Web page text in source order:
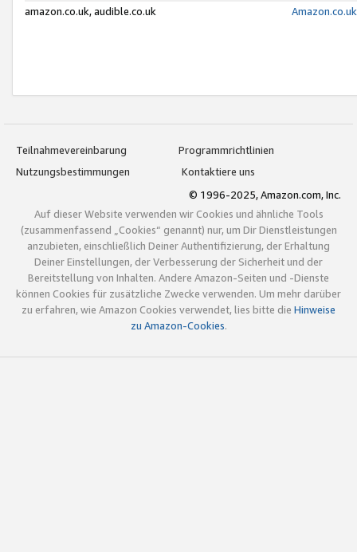
amazon.co.uk, audible.co.uk
Teilnahmevereinbarung
Programmrichtlinien
Nutzungsbestimmungen
Kontaktiere uns
© 1996-2025, Amazon.com, Inc.
Auf dieser Website verwenden wir Cookies und ähnliche Tools
(zusammenfassend „Cookies“ genannt) nur, um Dir Dienstleistungen
anzubieten, einschließlich Deiner Authentifizierung, der Erhaltung
Deiner Einstellungen, der Verbesserung der Sicherheit und der
Bereitstellung von Inhalten. Andere Amazon-Seiten und -Dienste
können Cookies für zusätzliche Zwecke verwenden. Um mehr darüber
zu erfahren, wie Amazon Cookies verwendet, lies bitte die Hinweise
zu Amazon-Cookies.